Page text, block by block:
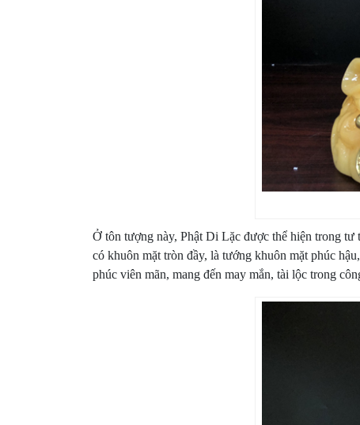
Ở tôn tượng này, Phật Di Lặc được thể hiện trong
có khuôn mặt tròn đầy, là tướng khuôn mặt phúc
phúc viên mãn, mang đến may mắn, tài lộc trong